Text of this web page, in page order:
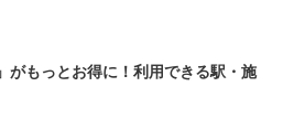
がもっとお得に！利用できる駅・施